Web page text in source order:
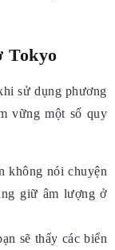
Tokyo
sử dụng phương
vững một số quy
không nói chuyện
giữ âm lượng ở
sẽ thấy các biển